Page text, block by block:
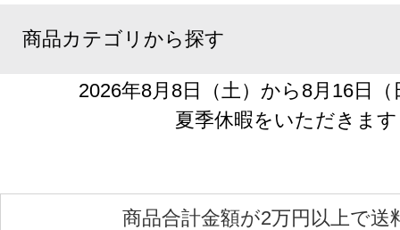
商品カテゴリから探す
2026年8月8日（土）から8月16日
夏季休暇をいただきます
商品合計金額が2万円以上で送